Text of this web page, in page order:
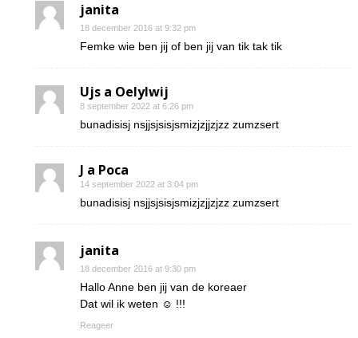
janita
18 december 2016 at 9:32 pm
Femke wie ben jij of ben jij van tik tak tik
Ujs a Oelylwij
8 september 2022 at 6:26 pm
bunadisisj nsjjsjsisjsmizjzjjzjzz zumzsert
J a Poca
14 september 2022 at 3:04 pm
bunadisisj nsjjsjsisjsmizjzjjzjzz zumzsert
janita
18 december 2016 at 9:30 pm
Hallo Anne ben jij van de koreaer
Dat wil ik weten ☺ !!!
Reageer